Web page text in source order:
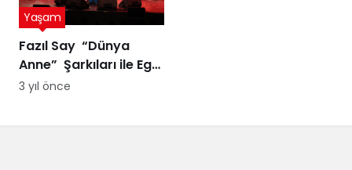
Fazıl Say “Dünya
Anne” Şarkıları ile Ege
Turnesi’nde
Yaşam
3 yıl önce